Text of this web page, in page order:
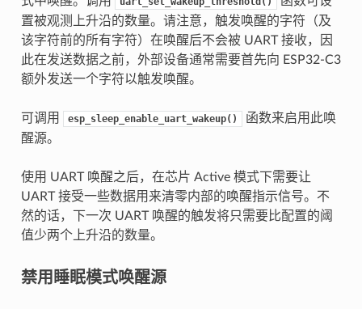
置被观测上升沿的数量。请注意，触发唤醒的字符（及
该字符前的所有字符）在唤醒后不会被 UART 接收，因
此在发送数据之前，外部设备通常需要首先向 ESP32-C3
额外发送一个字符以触发唤醒。
可调用 esp_sleep_enable_uart_wakeup()
函数来启用此唤
醒源。
使用 UART 唤醒之后，在芯片 Active 模式下需要让
UART 接受一些数据用来清零内部的唤醒指示信号。不
然的话，下一次 UART 唤醒的触发将只需要比配置的阈
值少两个上升沿的数量。
禁用睡眠模式唤醒源